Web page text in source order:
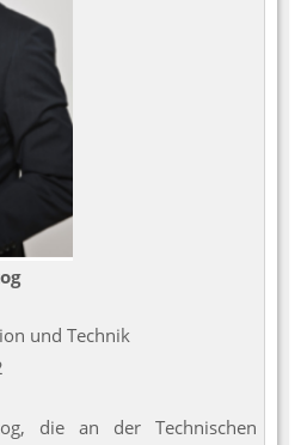
und Technik
die an der Technischen